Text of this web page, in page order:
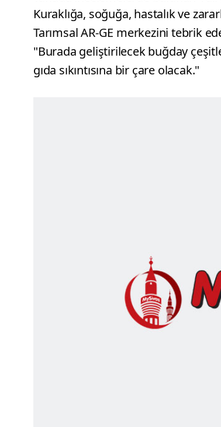
Kuraklığa, soğuğa, hastalık ve
Tarımsal AR-GE merkezini tebrik
"Burada geliştirilecek buğday
gıda sıkıntısına bir çare olacak."